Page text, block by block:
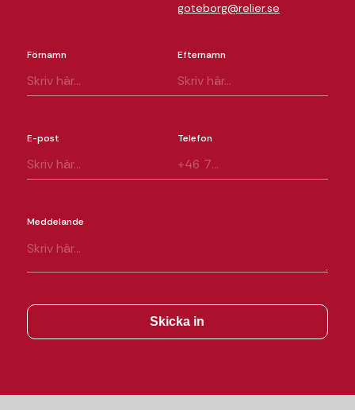
goteborg@relier.se
Förnamn Efternamn
E-post Telefon
Meddelande